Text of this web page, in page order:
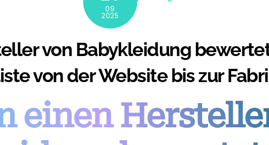
09
2025
von Babykleidung
von der Website bis zur
einen